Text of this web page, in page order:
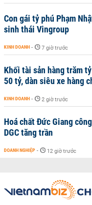
Con gái tỷ phú Phạm
sinh thái Vingroup
KINH DOANH - 7 giờ trước
Khối tài sản hàng trăm
50 tỷ, dàn siêu xe hàng
KINH DOANH - 2 giờ trước
Hoá chất Đức Giang
DGC tăng trần
DOANH NGHIỆP - 12 giờ trước